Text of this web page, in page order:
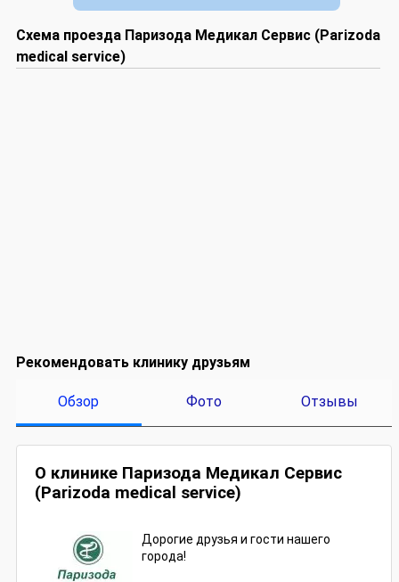
Схема проезда Паризода Медикал Сервис (Parizoda
medical service)
Рекомендовать клинику друзьям
Обзор Фото Отзывы
О клинике Паризода Медикал Сервис
(Parizoda medical service)
Дорогие друзья и гости нашего
города!